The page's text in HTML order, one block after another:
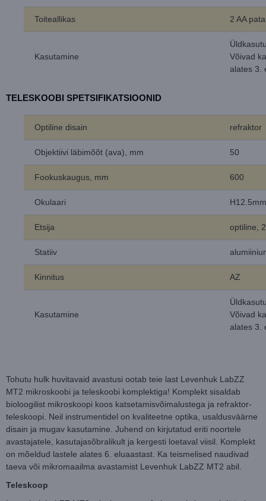
Toiteallikas 2 AA
Kasutamine
Võivad
alates 3.
TELESKOOBI SPETSIFIKATSIOONID
Optiline disain refraktor
Objektiivi läbimõõt (ava), mm 50
Fookuskaugus, mm 600
Okulaari
Etsija optiline,
Statiiv
Kinnitus AZ
Kasutamine
Võivad
alates 3.
Tohutu hulk huvitavaid avastusi ootab teie last Levenhuk LabZZ
MT2 mikroskoobi ja teleskoobi komplektiga! Komplekt sisaldab
bioloogilist mikroskoopi koos katsetamisvõimalustega ja refraktor-
teleskoopi. Neil instrumentidel on kvaliteetne optika, usaldusväärne
disain ja mugav kasutamine. Juhend on kirjutatud eriti noortele
avastajatele, kasutajasõbralikult ja kergesti loetaval viisil. Komplekt
on mõeldud lastele alates 6. eluaastast. Ka teismelised naudivad
taeva või mikromaailma avastamist Levenhuk LabZZ MT2 abil.
Teleskoop